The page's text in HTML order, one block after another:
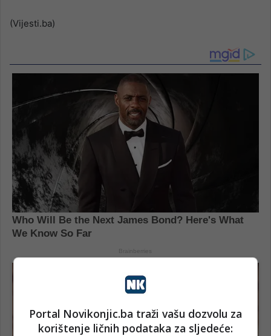
(Vijesti.ba)
Portal Novikonjic.ba traži vašu dozvolu za
korištenje ličnih podataka za sljedeće: